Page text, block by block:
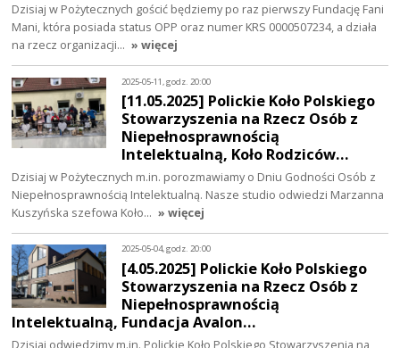
Dzisiaj w Pożytecznych gościć będziemy po raz pierwszy Fundację Fani
Mani, która posiada status OPP oraz numer KRS 0000507234, a działa
na rzecz organizacji… » więcej
2025-05-11, godz. 20:00
[11.05.2025] Polickie Koło Polskiego
Stowarzyszenia na Rzecz Osób z
Niepełnosprawnością
Intelektualną, Koło Rodziców…
Dzisiaj w Pożytecznych m.in. porozmawiamy o Dniu Godności Osób z
Niepełnosprawnością Intelektualną. Nasze studio odwiedzi Marzanna
Kuszyńska szefowa Koło… » więcej
2025-05-04, godz. 20:00
[4.05.2025] Polickie Koło Polskiego
Stowarzyszenia na Rzecz Osób z
Niepełnosprawnością
Intelektualną, Fundacja Avalon…
Dzisiaj odwiedzimy m.in. Polickie Koło Polskiego Stowarzyszenia na